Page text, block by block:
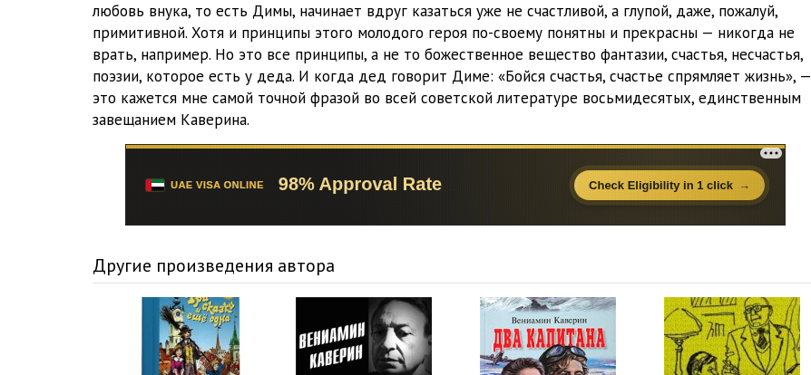
любовь внука, то есть Димы, начинает вдруг казаться уже не счастливой, а глупой, даже, пожалуй,
примитивной. Хотя и принципы этого молодого героя по-своему понятны и прекрасны — никогда не
врать, например. Но это все принципы, а не то божественное вещество фантазии, счастья, несчастья,
поэзии, которое есть у деда. И когда дед говорит Диме: «Бойся счастья, счастье спрямляет жизнь», —
это кажется мне самой точной фразой во всей советской литературе восьмидесятых, единственным
завещанием Каверина.
Другие произведения автора